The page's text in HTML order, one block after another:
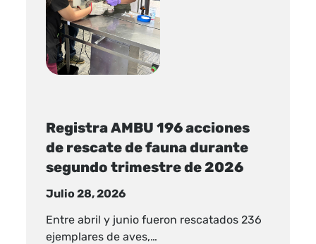
Registra AMBU 196 acciones
de rescate de fauna durante
segundo trimestre de 2026
Julio 28, 2026
Entre abril y junio fueron rescatados 236
ejemplares de aves,…